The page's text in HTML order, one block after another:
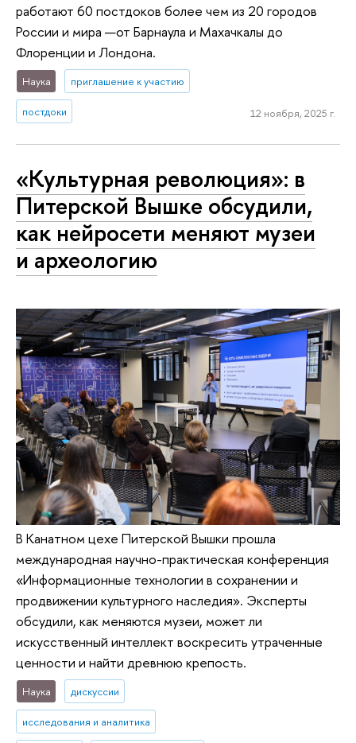
работают 60 постдоков более чем из 20 городов
России и мира —от Барнаула и Махачкалы до
Флоренции и Лондона.
Наука приглашение к участию
постдоки 12 ноября, 2025 г.
«Культурная революция»: в
Питерской Вышке обсудили,
как нейросети меняют музеи
и археологию
В Канатном цехе Питерской Вышки прошла
международная научно-практическая конференция
«Информационные технологии в сохранении и
продвижении культурного наследия». Эксперты
обсудили, как меняются музеи, может ли
искусственный интеллект воскресить утраченные
ценности и найти древнюю крепость.
Наука дискуссии
исследования и аналитика